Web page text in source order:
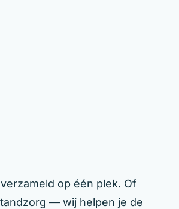
op één plek. Of
— wij helpen je de